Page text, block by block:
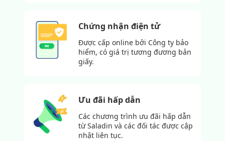
Chứng nhận điện tử
Được cấp online bởi Công ty bảo
hiểm, có giá trị tương đương bản
giấy.
Ưu đãi hấp dẫn
Các chương trình ưu đãi hấp dẫn
từ Saladin và các đối tác được cập
nhật liên tục.